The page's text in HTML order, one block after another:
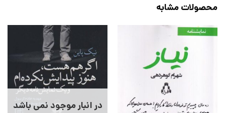
محصولات مشابه
در انبار موجود نمی باشد